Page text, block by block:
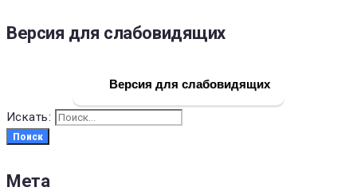
Версия для слабовидящих
Версия для слабовидящих
Искать:
Поиск
Мета